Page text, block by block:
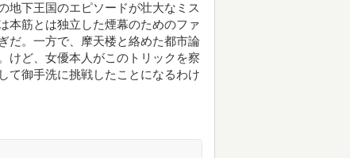
地下王国のエピソードが壮大なミス
本筋とは独立した煙幕のためのファ
だ。一方で、摩天楼と絡めた都市論
けど、女優本人がこのトリックを察
て御手洗に挑戦したことになるわけ